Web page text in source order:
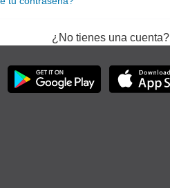
¿No tienes una cuenta?